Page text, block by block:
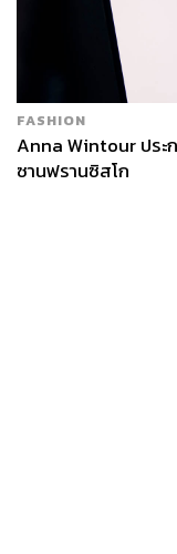
FASHION
Anna Wintour ประ
ซานฟรานซิสโก